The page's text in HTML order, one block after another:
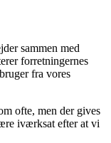
sammen med
forretningernes
fra vores
ofte, men der gives
iværksat efter at vi